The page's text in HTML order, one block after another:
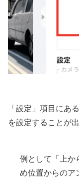
「設定」項目にあ
を設定することが出
例として「上か
め位置からのア